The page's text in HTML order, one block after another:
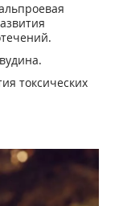
токсических